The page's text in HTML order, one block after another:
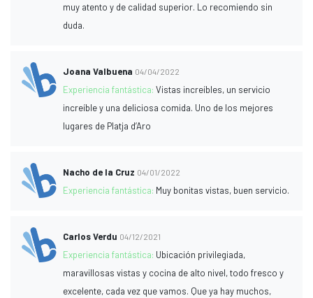
muy atento y de calidad superior. Lo recomiendo sin
duda.
Joana Valbuena 04/04/2022
Experiencia fantástica:Vistas increíbles, un servicio
increíble y una deliciosa comida. Uno de los mejores
lugares de Platja d’Aro
Nacho de la Cruz 04/01/2022
Experiencia fantástica: Muy bonitas vistas, buen servicio.
Carlos Verdu 04/12/2021
Experiencia fantástica: Ubicación privilegiada,
maravillosas vistas y cocina de alto nivel, todo fresco y
excelente, cada vez que vamos. Que ya hay muchos,